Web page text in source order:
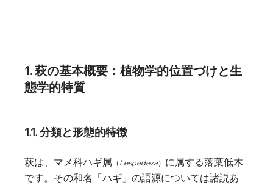
1. 萩の基本概要：植物学的位置づけと生
態学的特質
1.1. 分類と形態的特徴
萩は、マメ科ハギ属 （ Lespedeza） に属する落葉低木
です。その和名「ハギ」の語源については諸説あ